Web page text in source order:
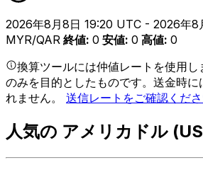
2026年8月8日 19:20 UTC - 2026年8
MYR/QAR 終値: 0 安値: 0 高値: 0
換算ツールには仲値レートを使用
のみを目的としたものです。送金時に
れません。 送信レートをご確認くださ
人気の アメリカドル